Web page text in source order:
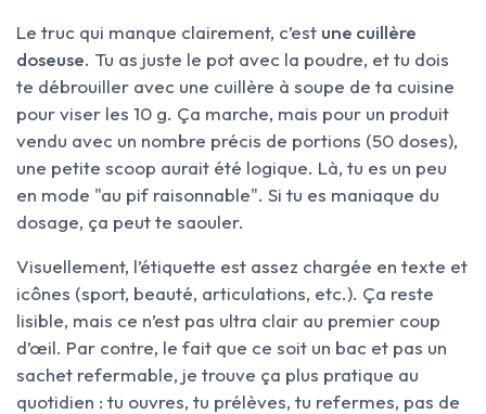
Le truc qui manque clairement, c’est une cuillère
doseuse. Tu as juste le pot avec la poudre, et tu dois
te débrouiller avec une cuillère à soupe de ta cuisine
pour viser les 10 g. Ça marche, mais pour un produit
vendu avec un nombre précis de portions (50 doses),
une petite scoop aurait été logique. Là, tu es un peu
en mode "au pif raisonnable". Si tu es maniaque du
dosage, ça peut te saouler.
Visuellement, l’étiquette est assez chargée en texte et
icônes (sport, beauté, articulations, etc.). Ça reste
lisible, mais ce n’est pas ultra clair au premier coup
d’œil. Par contre, le fait que ce soit un bac et pas un
sachet refermable, je trouve ça plus pratique au
quotidien : tu ouvres, tu prélèves, tu refermes, pas de